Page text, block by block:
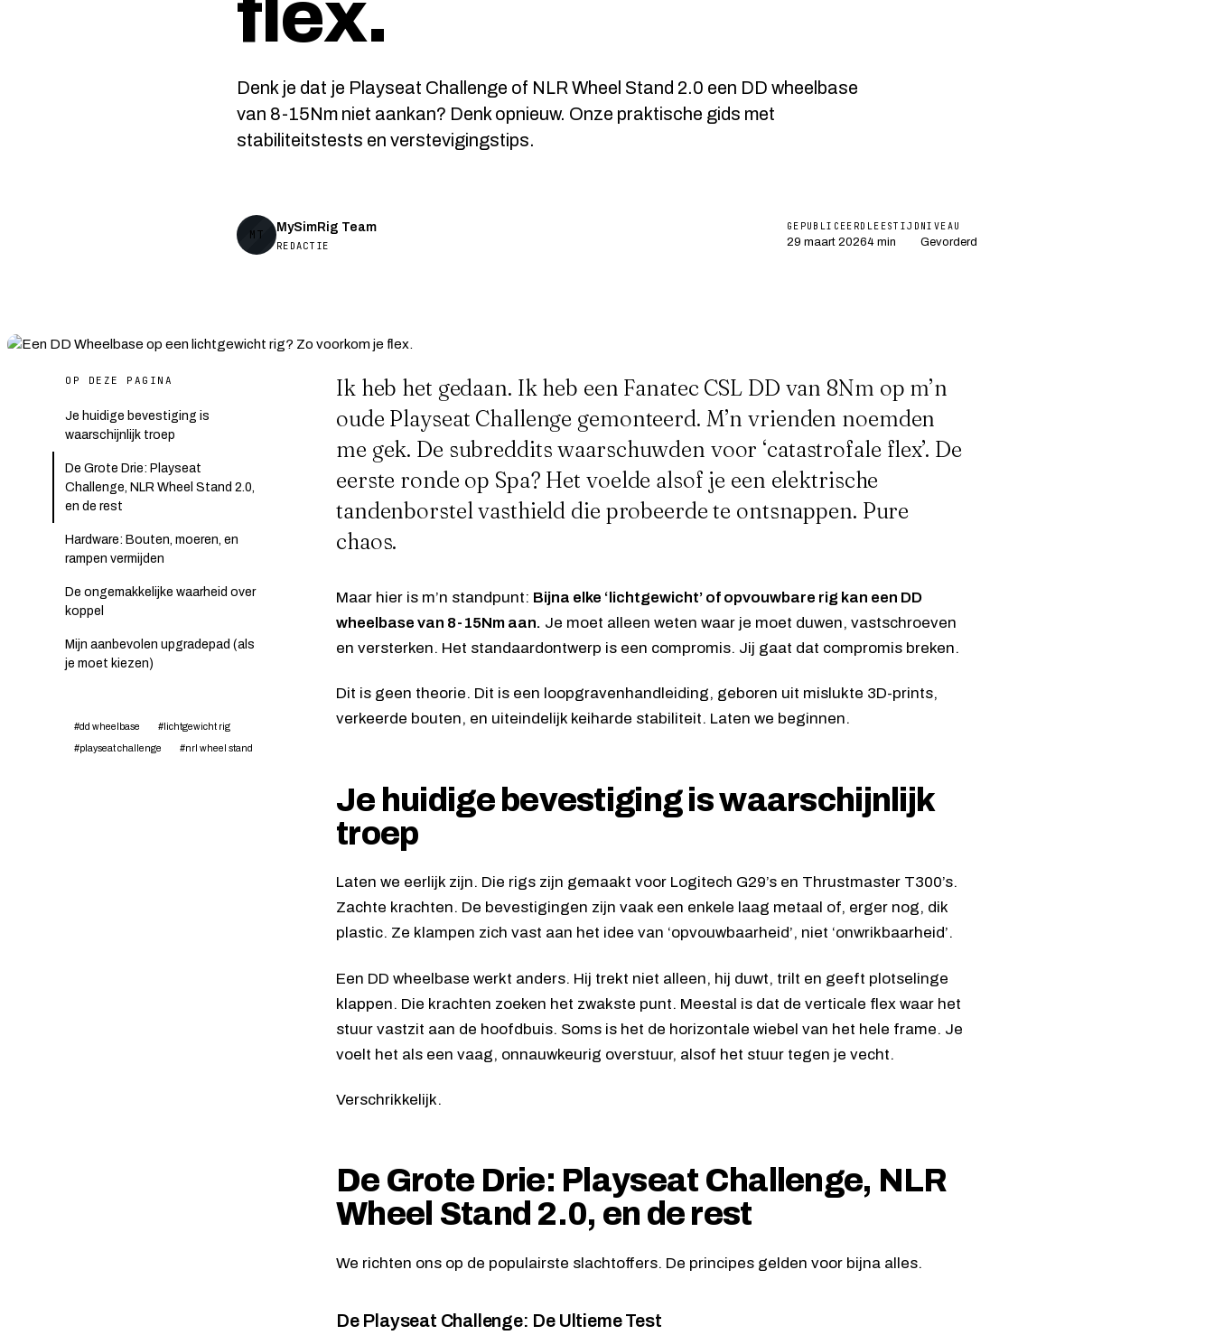
flex.
Denk je dat je Playseat Challenge of NLR Wheel Stand 2.0 een DD wheelbase
van 8-15Nm niet aankan? Denk opnieuw. Onze praktische gids met
stabiliteitstests en verstevigingstips.
MT
MySimRig Team
REDACTIE
GEPUBLICEERD
29 maart 2026
LEESTIJD
4 min
NIVEAU
Gevorderd
OP DEZE PAGINA
Je huidige bevestiging is
waarschijnlijk troep
De Grote Drie: Playseat
Challenge, NLR Wheel Stand 2.0,
en de rest
Hardware: Bouten, moeren, en
rampen vermijden
De ongemakkelijke waarheid over
koppel
Mijn aanbevolen upgradepad (als
je moet kiezen)
#dd wheelbase #lichtgewicht rig
#playseat challenge #nrl wheel stand
Ik heb het gedaan. Ik heb een Fanatec CSL DD van 8Nm op m’n
oude Playseat Challenge gemonteerd. M’n vrienden noemden
me gek. De subreddits waarschuwden voor ‘catastrofale flex’. De
eerste ronde op Spa? Het voelde alsof je een elektrische
tandenborstel vasthield die probeerde te ontsnappen. Pure
chaos.
Maar hier is m’n standpunt: Bijna elke ‘lichtgewicht’ of opvouwbare rig kan een DD
wheelbase van 8-15Nm aan. Je moet alleen weten waar je moet duwen, vastschroeven
en versterken. Het standaardontwerp is een compromis. Jij gaat dat compromis breken.
Dit is geen theorie. Dit is een loopgravenhandleiding, geboren uit mislukte 3D-prints,
verkeerde bouten, en uiteindelijk keiharde stabiliteit. Laten we beginnen.
Je huidige bevestiging is waarschijnlijk
troep
Laten we eerlijk zijn. Die rigs zijn gemaakt voor Logitech G29’s en Thrustmaster T300’s.
Zachte krachten. De bevestigingen zijn vaak een enkele laag metaal of, erger nog, dik
plastic. Ze klampen zich vast aan het idee van ‘opvouwbaarheid’, niet ‘onwrikbaarheid’.
Een DD wheelbase werkt anders. Hij trekt niet alleen, hij duwt, trilt en geeft plotselinge
klappen. Die krachten zoeken het zwakste punt. Meestal is dat de verticale flex waar het
stuur vastzit aan de hoofdbuis. Soms is het de horizontale wiebel van het hele frame. Je
voelt het als een vaag, onnauwkeurig overstuur, alsof het stuur tegen je vecht.
Verschrikkelijk.
De Grote Drie: Playseat Challenge, NLR
Wheel Stand 2.0, en de rest
We richten ons op de populairste slachtoffers. De principes gelden voor bijna alles.
De Playseat Challenge: De Ultieme Test